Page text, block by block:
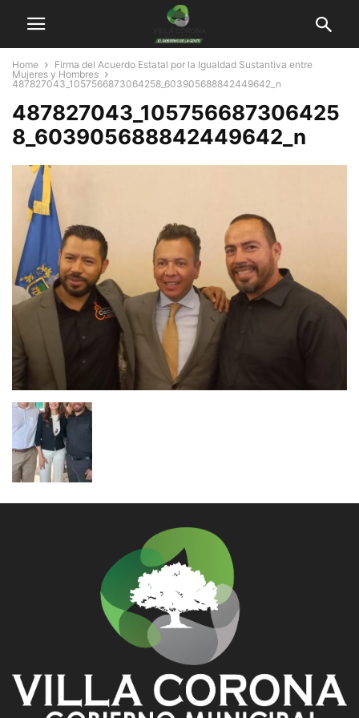
Home
Firma del Acuerdo Estatal por la Igualdad Sustantiva entre
Mujeres y Hombres
487827043_1057566873064258_603905688842449642_n
487827043_105756687306425
8_603905688842449642_n